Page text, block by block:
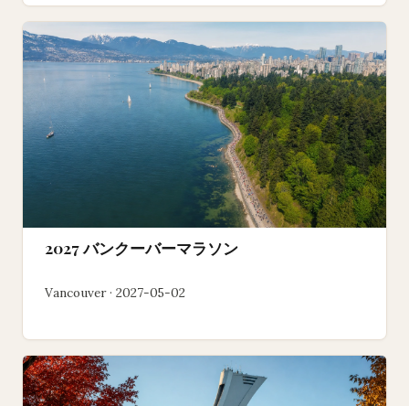
2027 バンクーバーマラソン
Vancouver · 2027-05-02